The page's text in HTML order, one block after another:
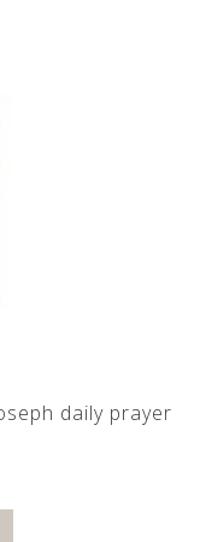
daily prayer